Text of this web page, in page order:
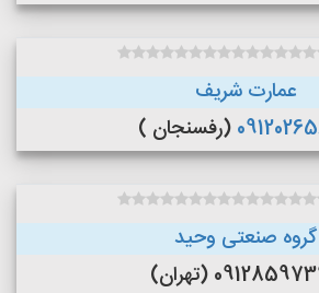
عمارت شریف
(رفسنجان )
گروه صنعتی وحید
(تهران)